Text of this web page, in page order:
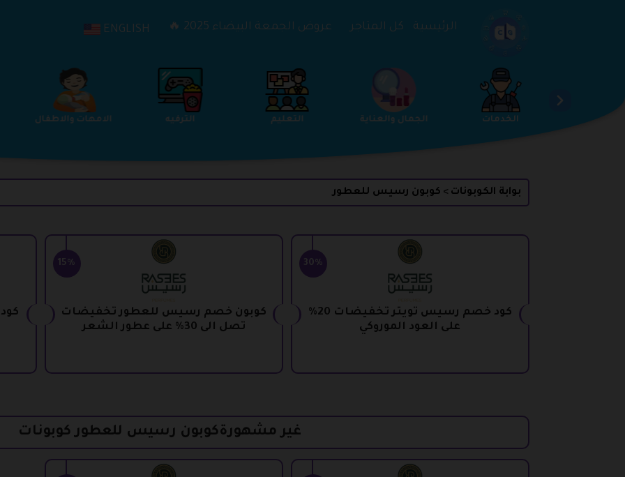
الرئيسية كل المتاجر عروض الجمعة البيضاء 2025 🔥 ENGLISH
الامهات والاطفال الترفيه التعليم الجمال والعناية الخدمات والمجوهرات
بوابة الكوبونات > كوبون رسيس للعطور
30%
كود خصم رسيس تويتر تخفيضات 20%
على العود الموروكي
15%
كوبون خصم رسيس للعطور تخفيضات
تصل الى 30% على عطور الشعر
غير مشهورةكوبون رسيس للعطور كوبونات